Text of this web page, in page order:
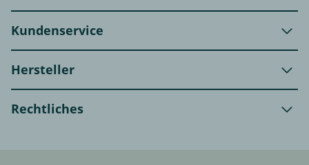
Kundenservice
Hersteller
Rechtliches